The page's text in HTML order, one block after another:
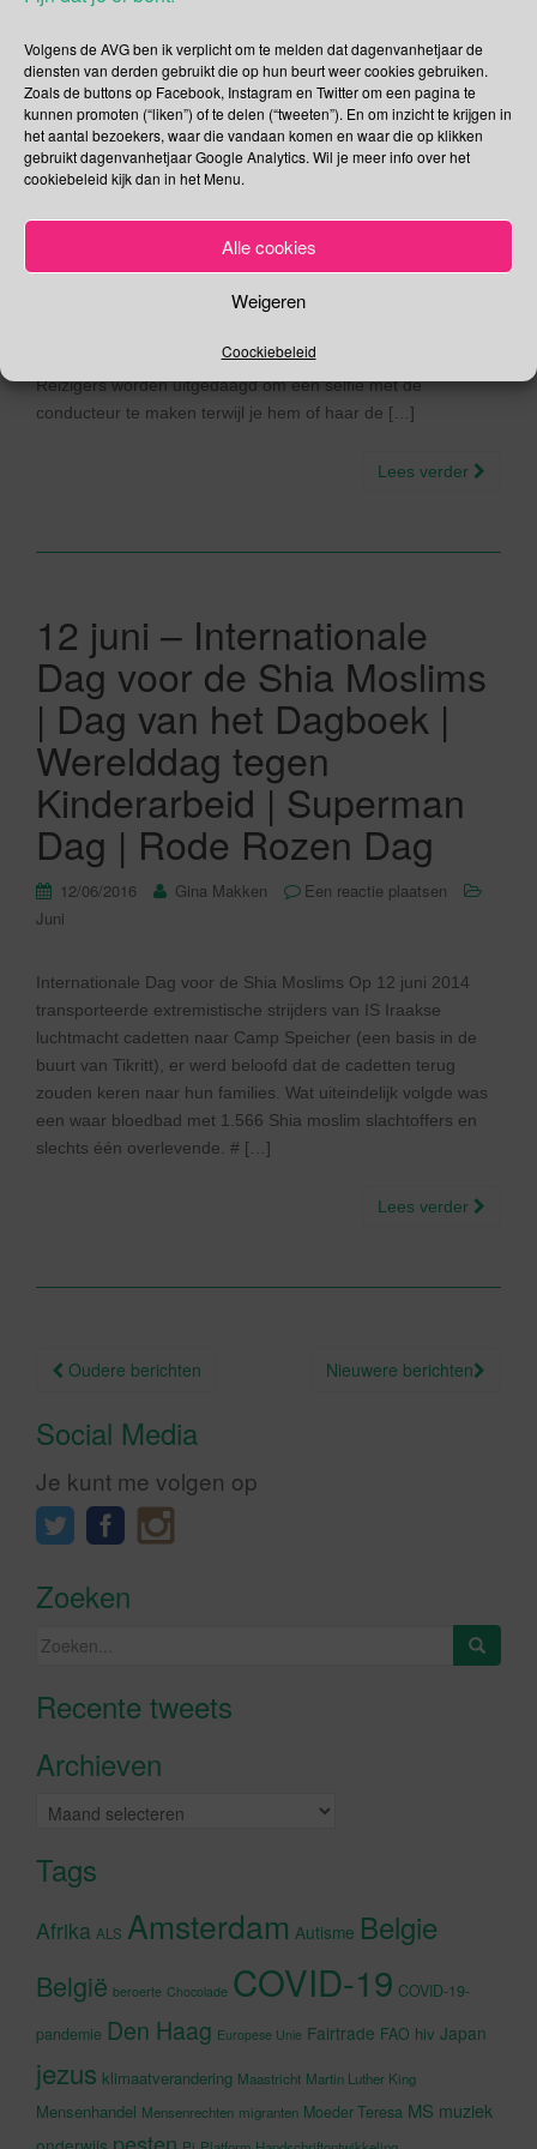
Volgens de AVG ben ik verplicht om te melden dat dagenvanhetjaar de
diensten van derden gebruikt die op hun beurt weer cookies gebruiken.
Zoals de buttons op Facebook, Instagram en Twitter om een pagina te
kunnen promoten (“liken”) of te delen (“tweeten”). En om inzicht te krijgen in
het aantal bezoekers, waar die vandaan komen en waar die op klikken
gebruikt dagenvanhetjaar Google Analytics. Wil je meer info over het
cookiebeleid kijk dan in het Menu.
Alle cookies
Weigeren
Coockiebeleid
Kinderarbeid |
Internationale Shia Dag |
Wereld Vleesvrije Dag
12/06/2017 Gina Makken
Een reactie plaatsen
Juni
Dag van de #TreinRespect In 2015 werd de
Facebookpagina TreinRespect opgericht door een vijftal
studenten van de Academie voor Popcultuur. Met de slogan
wederzijds respect creëren tussen reiziger en treinpersoneel.
Reizigers worden uitgedaagd om een selfie met de
conducteur te maken terwijl je hem of haar de […]
Lees verder
12 juni – Internationale
Dag voor de Shia Moslims
| Dag van het Dagboek |
Werelddag tegen
Kinderarbeid | Superman
Dag | Rode Rozen Dag
12/06/2016 Gina Makken
Een reactie plaatsen
Juni
Internationale Dag voor de Shia Moslims Op 12 juni 2014
transporteerde extremistische strijders van IS Iraakse
luchtmacht cadetten naar Camp Speicher (een basis in de
buurt van Tikritt), er werd beloofd dat de cadetten terug
zouden keren naar hun families. Wat uiteindelijk volgde was
een waar bloedbad met 1.566 Shia moslim slachtoffers en
slechts één overlevende. # […]
Lees verder
Berichtnavigatie
Oudere berichten Nieuwere berichten
Social Media
Je kunt me volgen op
Zoeken
Zoeken
Recente tweetsKlik om marketing cookies te
Archieven
Archieven
Tags
Afrika ALS Amsterdam Autisme Belgie
België beroerte Chocolade COVID-19 COVID-19-
pandemie Den Haag Europese Unie Fairtrade FAO hiv Japan
jezus klimaatverandering Maastricht Martin Luther King
Mensenhandel Mensenrechten migranten Moeder Teresa MS muziek